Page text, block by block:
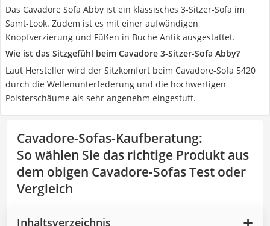
Das Cavadore Sofa Abby ist ein klassisches 3-Sitzer-Sofa im
Samt-Look. Zudem ist es mit einer aufwändigen
Knopfverzierung und Füßen in Buche Antik ausgestattet.
Wie ist das Sitzgefühl beim Cavadore 3-Sitzer-Sofa Abby?
Laut Hersteller wird der Sitzkomfort beim Cavadore-Sofa 5420
durch die Wellenunterfederung und die hochwertigen
Polsterschäume als sehr angenehm eingestuft.
Cavadore-Sofas-Kaufberatung:
So wählen Sie das richtige Produkt aus
dem obigen Cavadore-Sofas Test oder
Vergleich
Inhaltsverzeichnis